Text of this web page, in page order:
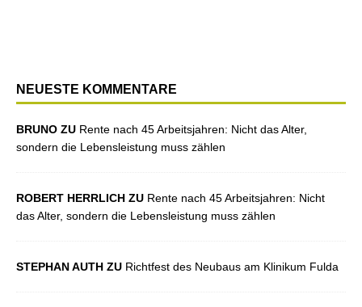
NEUESTE KOMMENTARE
BRUNO ZU Rente nach 45 Arbeitsjahren: Nicht das Alter,
sondern die Lebensleistung muss zählen
ROBERT HERRLICH ZU Rente nach 45 Arbeitsjahren: Nicht
das Alter, sondern die Lebensleistung muss zählen
STEPHAN AUTH ZU Richtfest des Neubaus am Klinikum Fulda